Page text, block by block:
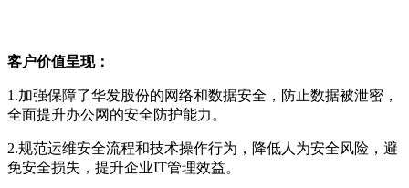
客户价值呈现：
1.加强保障了华发股份的网络和数据安全，防止数据被泄密，
全面提升办公网的安全防护能力。
2.规范运维安全流程和技术操作行为，降低人为安全风险，避
免安全损失，提升企业IT管理效益。